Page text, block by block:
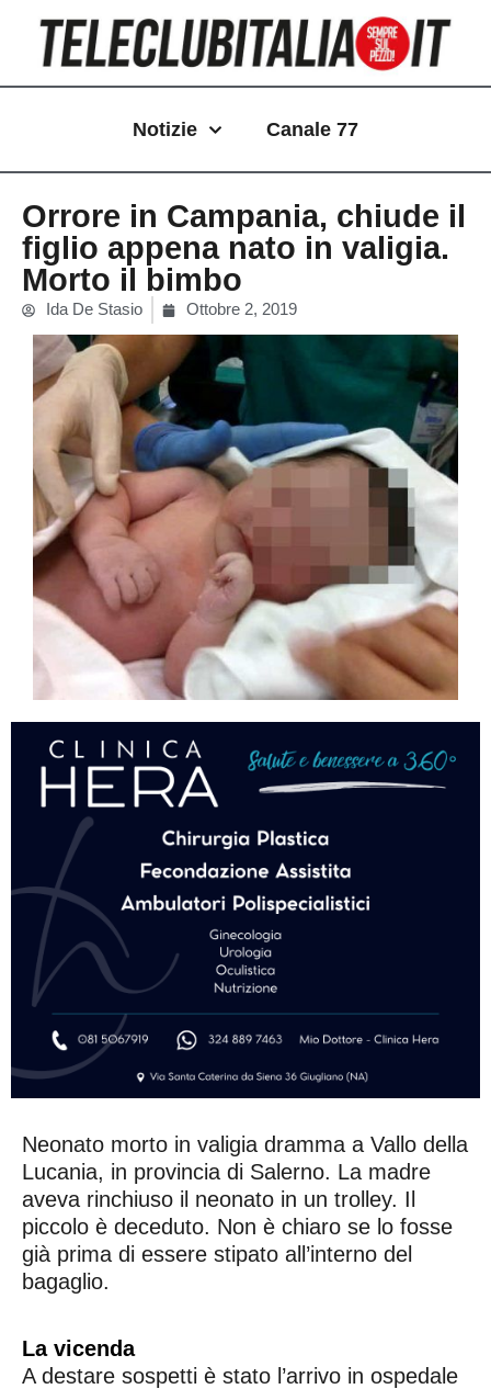
contenuto
Notizie Canale 77
Orrore in Campania, chiude il
figlio appena nato in valigia.
Morto il bimbo
Ida De Stasio Ottobre 2, 2019
Neonato morto in valigia dramma a Vallo della
Lucania, in provincia di Salerno. La madre
aveva rinchiuso il neonato in un trolley. Il
piccolo è deceduto. Non è chiaro se lo fosse
già prima di essere stipato all’interno del
bagaglio.
La vicenda
A destare sospetti è stato l’arrivo in ospedale